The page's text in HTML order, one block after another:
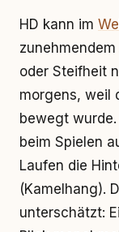
HD kann im
oder Steifheit
morgens, weil
bewegt
beim Spielen
Laufen die
(Kamelhang).
unterschätzt: